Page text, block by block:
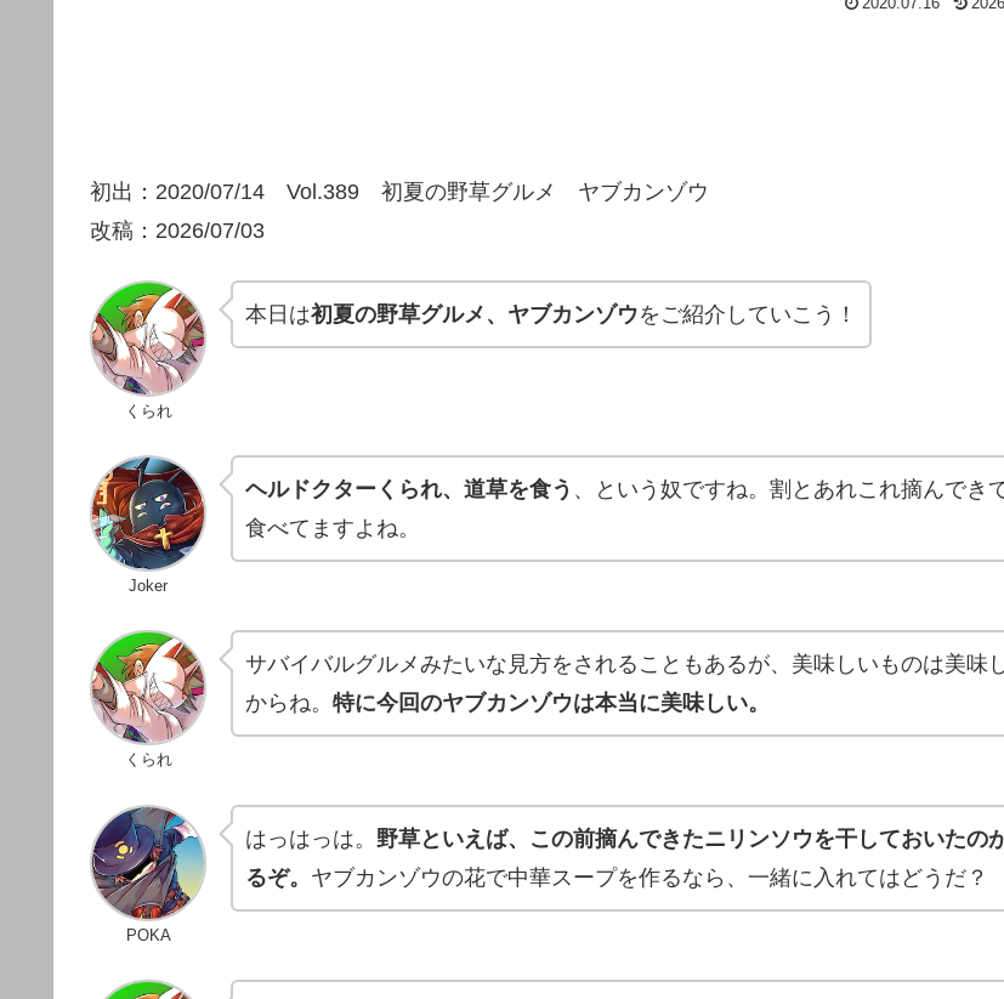
初出：2020/07/14 Vol.389 初夏の野草グルメ ヤブカンゾウ
改稿：2026/07/03
くられ
本日は初夏の野草グルメ、ヤブカンゾウをご紹介していこう！
Joker
ヘルドクターくられ、道草を食う 、という奴ですね。割とあれこれ摘んでき
食べてますよね。
くられ
サバイバルグルメみたいな見方をされることもあるが、美味しいものは美味
からね。 特に今回のヤブカンゾウは本当に美味しい。
POKA
はっはっは。 野草といえば、この前摘んできたニリンソウを干しておいたの
るぞ。 ヤブカンゾウの花で中華スープを作るなら、一緒に入れてはどうだ？